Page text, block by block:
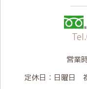
Tel.
営業
定休日：日曜日